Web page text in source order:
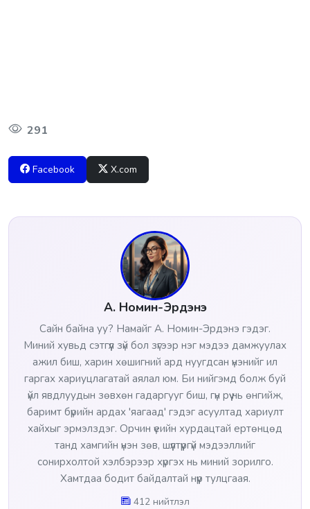
291
Facebook X.com
А. Номин-Эрдэнэ
Сайн байна уу? Намайг А. Номин-Эрдэнэ гэдэг.
Миний хувьд сэтгүүл зүй бол зүгээр нэг мэдээ дамжуулах
ажил биш, харин хөшигний ард нуугдсан үнэнийг ил
гаргах хариуцлагатай аялал юм. Би нийгэмд болж буй
үйл явдлуудын зөвхөн гадаргууг биш, гүн рүү нь өнгийж,
баримт бүрийн ардах 'яагаад' гэдэг асуултад хариулт
хайхыг эрмэлздэг. Орчин үеийн хурдацтай ертөнцөд
танд хамгийн үнэн зөв, шүүлтүүргүй мэдээллийг
сонирхолтой хэлбэрээр хүргэх нь миний зорилго.
Хамтдаа бодит байдалтай нүүр тулцгаая.
412 нийтлэл